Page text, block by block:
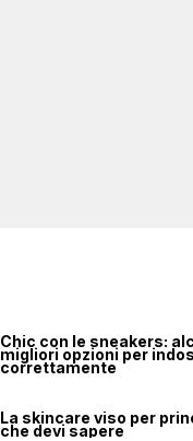
Chic con le sneakers:
migliori opzioni per
correttamente
La skincare viso per
che devi sapere